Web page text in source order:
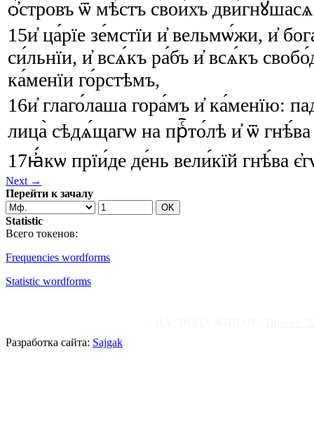
ѻ҆́стровъ ѿ мѣ́стъ свои́хъ дви́гнꙋшасѧ
15и҆ ца́рїе зе́мстїи и҆ вельмѡ́жи, и҆
си́льнїи, и҆ всѧ́къ ра́бъ и҆ всѧ́къ
ка́менїи го́рстѣмъ,
16и҆ глаго́лаша гора́мъ и҆ ка́менїю:
лица̀ сѣдѧ́щагѡ на прⷭ҇то́лѣ и҆ ѿ гнѣ́ва
17ꙗ҆́кѡ прїи́де де́нь вели́кїй гнѣ́ва
Next →
Перейти к зачалу
Statistic
Всего токенов:
Frequencies wordforms
Statistic wordforms
Разработка сайта: Sajgak